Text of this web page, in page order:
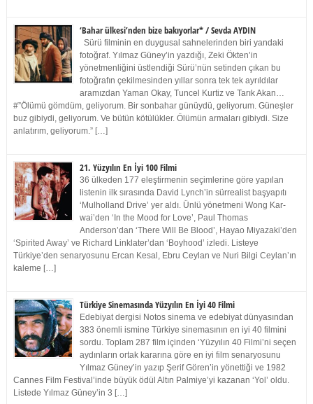
‘Bahar ülkesi’nden bize bakıyorlar* / Sevda AYDIN
Sürü filminin en duygusal sahnelerinden biri yandaki
fotoğraf. Yılmaz Güney’in yazdığı, Zeki Ökten’in
yönetmenliğini üstlendiği Sürü’nün setinden çıkan bu
fotoğrafın çekilmesinden yıllar sonra tek tek ayrıldılar
aramızdan Yaman Okay, Tuncel Kurtiz ve Tarık Akan…
#”Ölümü gömdüm, geliyorum. Bir sonbahar günüydü, geliyorum. Güneşler
buz gibiydi, geliyorum. Ve bütün kötülükler. Ölümün armaları gibiydi. Size
anlatırım, geliyorum.” […]
21. Yüzyılın En İyi 100 Filmi
36 ülkeden 177 eleştirmenin seçimlerine göre yapılan
listenin ilk sırasında David Lynch’in sürrealist başyapıtı
‘Mulholland Drive’ yer aldı. Ünlü yönetmeni Wong Kar-
wai’den ‘In the Mood for Love’, Paul Thomas
Anderson’dan ‘There Will Be Blood’, Hayao Miyazaki’den
‘Spirited Away’ ve Richard Linklater’dan ‘Boyhood’ izledi. Listeye
Türkiye’den senaryosunu Ercan Kesal, Ebru Ceylan ve Nuri Bilgi Ceylan’ın
kaleme […]
Türkiye Sinemasında Yüzyılın En İyi 40 Filmi
Edebiyat dergisi Notos sinema ve edebiyat dünyasından
383 önemli ismine Türkiye sinemasının en iyi 40 filmini
sordu. Toplam 287 film içinden ‘Yüzyılın 40 Filmi’ni seçen
aydınların ortak kararına göre en iyi film senaryosunu
Yılmaz Güney’in yazıp Şerif Gören’in yönettiği ve 1982
Cannes Film Festival’inde büyük ödül Altın Palmiye’yi kazanan ‘Yol’ oldu.
Listede Yılmaz Güney’in 3 […]